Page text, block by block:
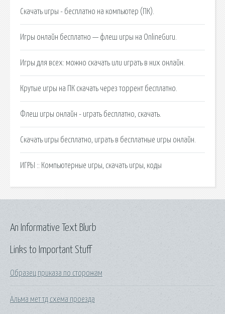
Скачать игры - бесплатно на компьютер (ПК).
Игры онлайн бесплатно — флеш игры на OnlineGuru.
Игры для всех: можно скачать или играть в них онлайн.
Крутые игры на ПК скачать через торрент бесплатно.
Флеш игры онлайн - играть бесплатно, скачать.
Скачать игры бесплатно, играть в бесплатные игры онлайн.
ИГРЫ :: Компьютерные игры, скачать игры, коды
Links to Important Stuff
Образец приказа по сторожам
Альма мет тд схема проезда
An Informative Text Blurb